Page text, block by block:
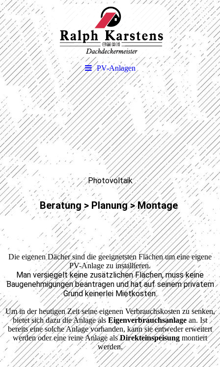
PV-Anlagen
Photovoltaik
Beratung > Planung > Montage
Die eigenen Dächer sind die geeignetsten Flächen um eine eigene
PV-Anlage zu installieren.
Man versiegelt keine zusätzlichen Flächen, muss keine
Baugenehmigungen beantragen und hat auf seinem privatem
Grund keinerlei Mietkosten.
Um in der heutigen Zeit seine eigenen Verbrauchskosten zu senken,
bietet sich dazu die Anlage als Eigenverbrauchsanlage an. Ist
bereits eine solche Anlage vorhanden, kann sie entweder erweitert
werden oder eine reine Anlage alsDirekteinspeisung montiert
werden.